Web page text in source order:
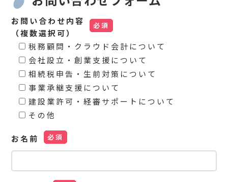
お問い合わせ内容
（複数選択可）
税務顧問・クラウド会計について
会社設立・創業支援について
相続税申告・生前対策について
事業承継支援について
建設業許可・経審サポートについて
その他
お名前